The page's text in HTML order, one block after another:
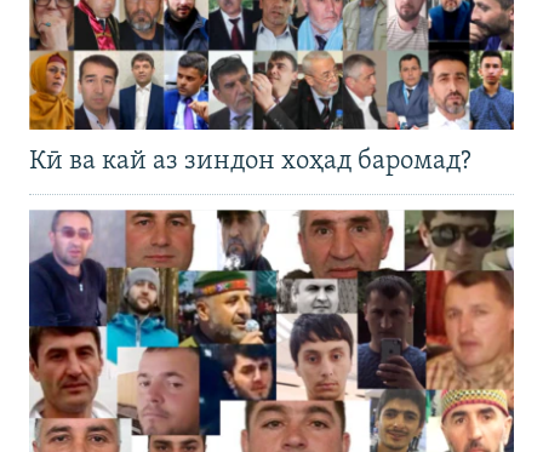
Кӣ ва кай аз зиндон хоҳад баромад?